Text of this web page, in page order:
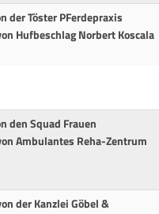
der Töster PFerdepraxis
Hufbeschlag Norbert Koscala
den Squad Frauen
Ambulantes Reha-Zentrum
der Kanzlei Göbel &